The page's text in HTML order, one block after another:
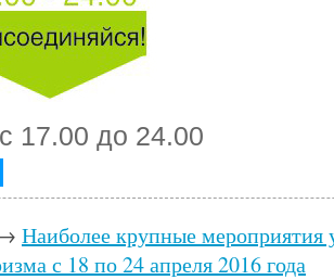
17.00 до 24.00
Наиболее крупные мероприятия
с 18 по 24 апреля 2016 года